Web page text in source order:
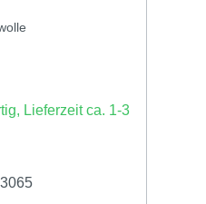
Lieferzeit ca. 1-3